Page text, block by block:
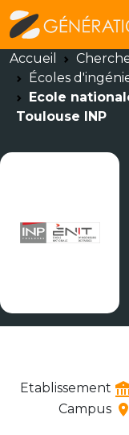
Accueil
Écoles
Ecole
Toulouse INP
Etablissement
Campus